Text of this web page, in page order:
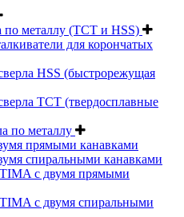
по металлу (TCT и HSS)
для корончатых
HSS (быстрорежущая
TCT (твердосплавные
по металлу
прямыми канавками
спиральными канавками
с двумя прямыми
с двумя спиральными